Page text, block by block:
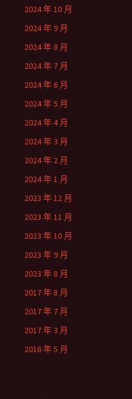
2024 年 10 月
2024 年 9 月
2024 年 8 月
2024 年 7 月
2024 年 6 月
2024 年 5 月
2024 年 4 月
2024 年 3 月
2024 年 2 月
2024 年 1 月
2023 年 12 月
2023 年 11 月
2023 年 10 月
2023 年 9 月
2023 年 8 月
2017 年 8 月
2017 年 7 月
2017 年 3 月
2016 年 5 月